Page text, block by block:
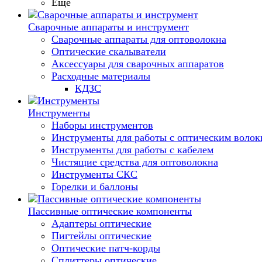
Еще
Сварочные аппараты и инструмент
Сварочные аппараты для оптоволокна
Оптические скалыватели
Аксессуары для сварочных аппаратов
Расходные материалы
КДЗС
Инструменты
Наборы инструментов
Инструменты для работы с оптическим
Инструменты для работы с кабелем
Чистящие средства для оптоволокна
Инструменты СКС
Горелки и баллоны
Пассивные оптические компоненты
Адаптеры оптические
Пигтейлы оптические
Оптические патч-корды